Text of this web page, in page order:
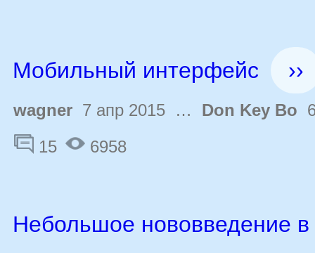
Мобильный интерфейс ››
wagner 7 апр 2015 … Don Key Bo
15
6958
Небольшое нововведение в